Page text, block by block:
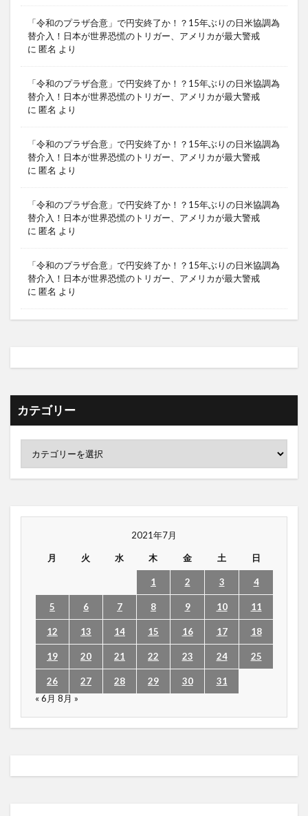
「令和のプラザ合意」で円安終了か！？15年ぶりの日米協調為
替介入！日本が世界恐慌のトリガー、アメリカが最大警戒
に 匿名 より
「令和のプラザ合意」で円安終了か！？15年ぶりの日米協調為
替介入！日本が世界恐慌のトリガー、アメリカが最大警戒
に 匿名 より
「令和のプラザ合意」で円安終了か！？15年ぶりの日米協調為
替介入！日本が世界恐慌のトリガー、アメリカが最大警戒
に 匿名 より
「令和のプラザ合意」で円安終了か！？15年ぶりの日米協調為
替介入！日本が世界恐慌のトリガー、アメリカが最大警戒
に 匿名 より
「令和のプラザ合意」で円安終了か！？15年ぶりの日米協調為
替介入！日本が世界恐慌のトリガー、アメリカが最大警戒
に 匿名 より
カテゴリー
2021年7月
月 火 水 木 金 土 日
1 2 3 4
5 6 7 8 9 10 11
12 13 14 15 16 17 18
19 20 21 22 23 24 25
26 27 28 29 30
31
« 6月 8月 »